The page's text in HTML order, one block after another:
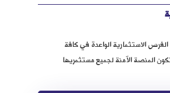
الفرص الاستثمارية الواعدة في كافة
المنصة الآمنة لجميع مستثمريها